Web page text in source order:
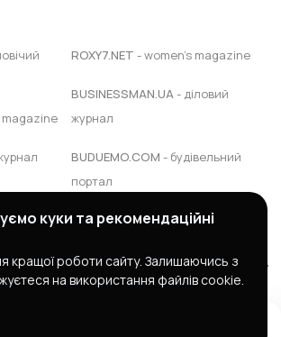
magazine
ROXY7.NET - women's magazine
BUSINESSMAN.UA- діловий
журнал
BUDUEMO.COM - будівельний
портал
Політика конфіденційності
Адвокатське обєднання "ЯАС ПАРТНЕРС"
куки та рекомендаційні
кращої роботи сайту. Залишаючись з
на використання файлів cookie.